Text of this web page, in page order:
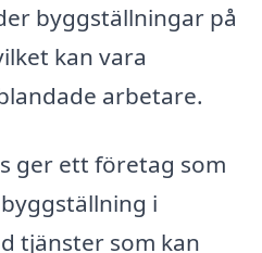
byggställningar på
kan vara
arbetare.
ger ett företag som
i
tjänster som kan